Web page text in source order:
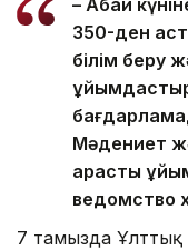
350-ден
білім беру
Мәдениет
қарасты
ведомство
7 тамызда Ұлттық